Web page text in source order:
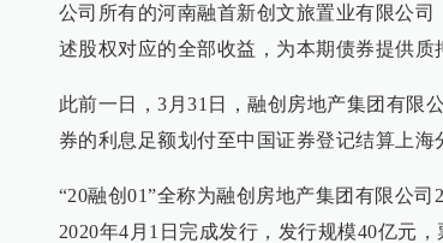
公司所有的河南融首新创文旅置业有限公司
述股权对应的全部收益，为本期债券提供质
此前一日，3月31日，融创房地产集团有限
券的利息足额划付至中国证券登记结算上海
“20融创01”全称为融创房地产集团有限公
2020年4月1日完成发行，发行规模40亿元